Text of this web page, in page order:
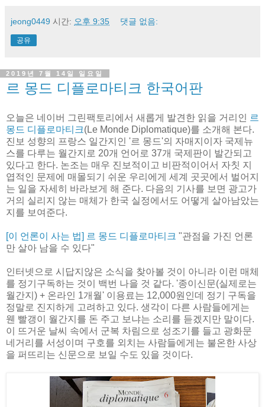
jeong0449 시간: 오후 9:35 댓글 없음:
공유
2019년 7월 14일 일요일
르 몽드 디플로마티크 한국어판
오늘은 네이버 그린팩토리에서 새롭게 발견한 읽을 거리인
르
몽드 디플로마티크(Le Monde Diplomatique)를 소개해 본다.
진보 성향의 프랑스 일간지인 '르 몽드'의 자매지이자 국제뉴
스를 다루는 월간지로 20개 언어로 37개 국제판이 발간되고
있다고 한다. 논조는 매우 진보적이고 비판적이어서 자칫 지
엽적인 문제에 매몰되기 쉬운 우리에게 세계 곳곳에서 벌어지
는 일을 자세히 바라보게 해 준다. 다음의 기사를 보면 광고가
거의 실리지 않는 매체가 한국 실정에서도 어떻게 살아남았는
지를 보여준다.
[이 언론이 사는 법] 르 몽드 디플로마티크 "관점을 가진 언론
만 살아 남을 수 있다"
인터넷으로 시답지않은 소식을 찾아볼 것이 아니라 이런 매체
를 정기구독하는 것이 백번 나을 것 같다. '종이신문(실제로는
월간지) + 온라인 1개월' 이용료는 12,000원인데 정기 구독을
정말로 진지하게 고려하고 있다. 생각이 다른 사람들에게는
웬 빨갱이 월간지를 돈 주고 보냐는 소리를 듣겠지만 말이다.
이 뜨거운 날씨 속에서 군복 차림으로 성조기를 들고 광화문
네거리를 서성이며 구호를 외치는 사람들에게는 불온한 사상
을 퍼뜨리는 신문으로 보일 수도 있을 것이다.